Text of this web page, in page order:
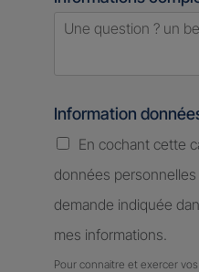
Information
En cochant cette
données
demande indiquée
mes informations.
Pour connaitre et exercer